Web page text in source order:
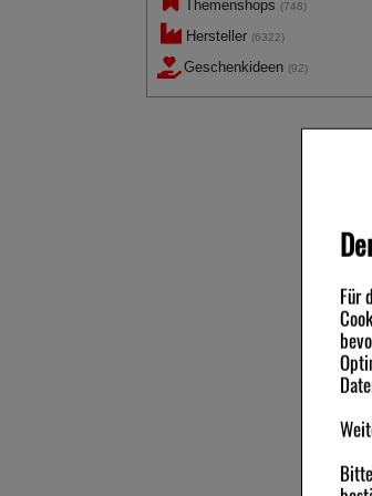
Für
Themenshops (748)
Hersteller (6322)
Geschenkideen (92)